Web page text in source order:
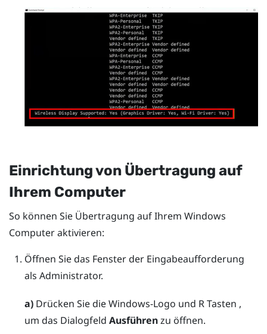
Einrichtung von Übertragung auf
Ihrem Computer
So können Sie Übertragung auf Ihrem Windows
Computer aktivieren:
Öffnen Sie das Fenster der Eingabeaufforderung
als Administrator.
a)Drücken Sie dieWindows-Logo und RTasten ,
um das Dialogfeld Ausführenzu öffnen.